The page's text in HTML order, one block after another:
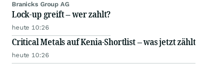
Branicks Group AG
Lock-up greift – wer zahlt?
heute 10:26
Critical Metals auf Kenia-Shortlist – was jetzt zählt
heute 10:26